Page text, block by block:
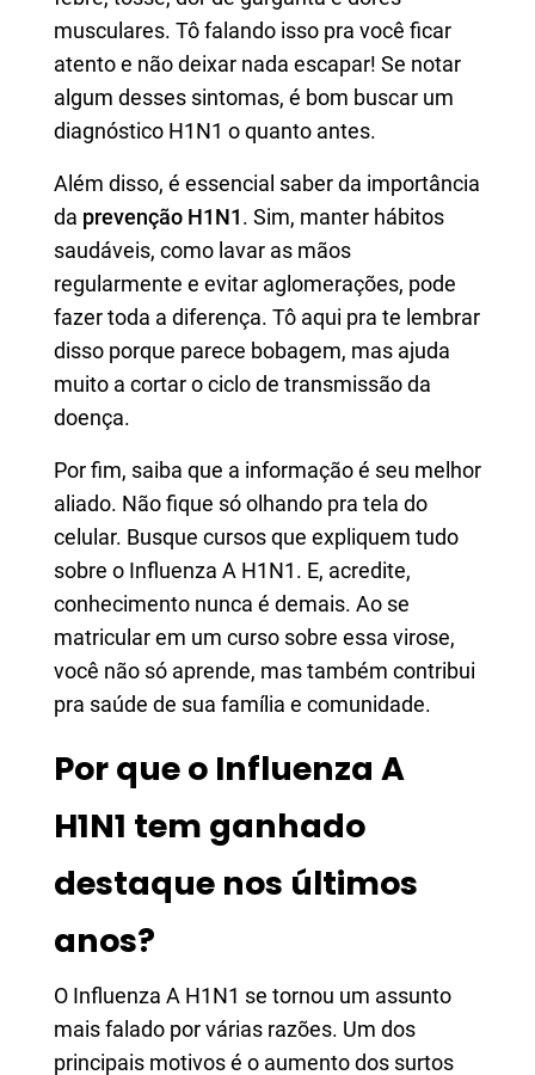
musculares. Tô falando isso pra você ficar
atento e não deixar nada escapar! Se notar
algum desses sintomas, é bom buscar um
diagnóstico H1N1 o quanto antes.
Além disso, é essencial saber da importância
da prevenção H1N1. Sim, manter hábitos
saudáveis, como lavar as mãos
regularmente e evitar aglomerações, pode
fazer toda a diferença. Tô aqui pra te lembrar
disso porque parece bobagem, mas ajuda
muito a cortar o ciclo de transmissão da
doença.
Por fim, saiba que a informação é seu melhor
aliado. Não fique só olhando pra tela do
celular. Busque cursos que expliquem tudo
sobre o Influenza A H1N1. E, acredite,
conhecimento nunca é demais. Ao se
matricular em um curso sobre essa virose,
você não só aprende, mas também contribui
pra saúde de sua família e comunidade.
Por que o Influenza A
H1N1 tem ganhado
destaque nos últimos
anos?
O Influenza A H1N1 se tornou um assunto
mais falado por várias razões. Um dos
principais motivos é o aumento dos surtos